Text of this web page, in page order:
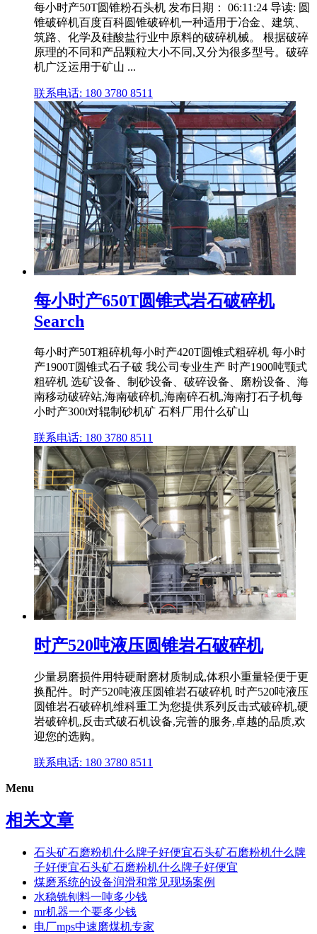
每小时产50T圆锥粉石头机 发布日期： 06:11:24 导读: 圆
锥破碎机百度百科圆锥破碎机一种适用于冶金、建筑、
筑路、化学及硅酸盐行业中原料的破碎机械。 根据破碎
原理的不同和产品颗粒大小不同,又分为很多型号。破碎
机广泛运用于矿山 ...
联系电话: 180 3780 8511
每小时产650T圆锥式岩石破碎机
Search
每小时产50T粗碎机每小时产420T圆锥式粗碎机 每小时
产1900T圆锥式石子破 我公司专业生产 时产1900吨颚式
粗碎机 选矿设备、制砂设备、破碎设备、磨粉设备、海
南移动破碎站,海南破碎机,海南碎石机,海南打石子机每
小时产300t对辊制砂机矿 石料厂用什么矿山
联系电话: 180 3780 8511
时产520吨液压圆锥岩石破碎机
少量易磨损件用特硬耐磨材质制成,体积小重量轻便于更
换配件。时产520吨液压圆锥岩石破碎机 时产520吨液压
圆锥岩石破碎机维科重工为您提供系列反击式破碎机,硬
岩破碎机,反击式破石机设备,完善的服务,卓越的品质,欢
迎您的选购。
联系电话: 180 3780 8511
Menu
相关文章
石头矿石磨粉机什么牌子好便宜石头矿石磨粉机什么牌
子好便宜石头矿石磨粉机什么牌子好便宜
煤磨系统的设备润滑和常见现场案例
水稳铣刨料一吨多少钱
mr机器一个要多少钱
电厂mps中速磨煤机专家